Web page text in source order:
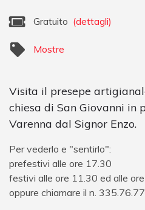
Gratuito (dettagli)
Mostre
Visita il presepe
chiesa di San Giovanni in
Varenna dal Signor Enzo.
Per vederlo e "sentirlo":
prefestivi alle ore 17.30
festivi alle ore 11.30 ed alle
oppure chiamare il n.